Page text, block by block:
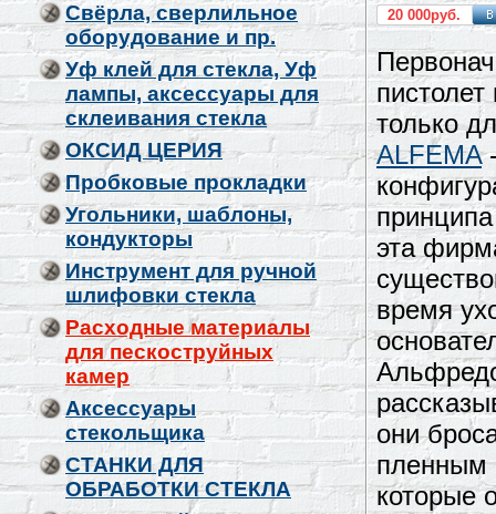
Свёрла, сверлильное
оборудование и пр.
Уф клей для стекла, Уф
лампы, аксессуары для
склеивания стекла
ОКСИД ЦЕРИЯ
Пробковые прокладки
Угольники, шаблоны,
кондукторы
Инструмент для ручной
шлифовки стекла
Расходные материалы
для пескоструйных
камер
Аксессуары
стекольщика
СТАНКИ ДЛЯ
ОБРАБОТКИ СТЕКЛА
20 000руб.
только
ALFEMA-
эта
время
они
пленным
которые